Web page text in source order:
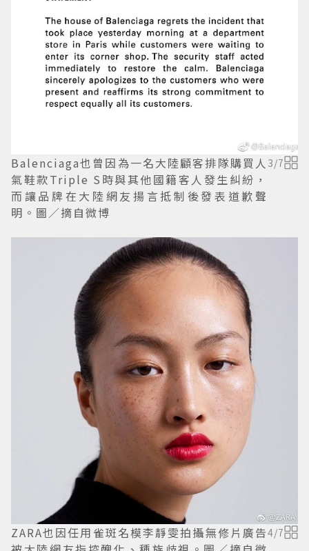
Balenciaga也曾因為一名大陸顧客排隊購買人
氣鞋款Triple S時與其他國籍客人發生糾紛，
而讓品牌在大陸網友揚言抵制後發表道歉聲
明。圖／摘自微博
3/7
ZARA也因任用雀斑名模李靜雯拍攝無修片廣告4/7